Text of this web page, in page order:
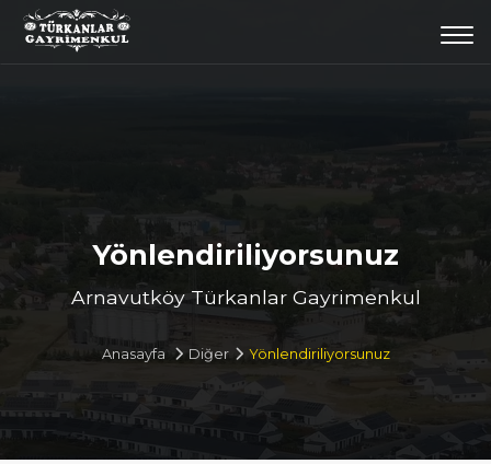
Yönlendiriliyorsunuz
Arnavutköy Türkanlar Gayrimenkul
Anasayfa Diğer Yönlendiriliyorsunuz